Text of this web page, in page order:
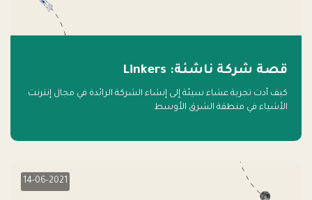
قصة شركة ناشئة: Linkers
كيف أدت تجربة عشاء سيئة إلى إنشاء الشركة الرائدة في مجال إنترنت
الأشياء في منطقة الشرق الأوسط
14-06-2021